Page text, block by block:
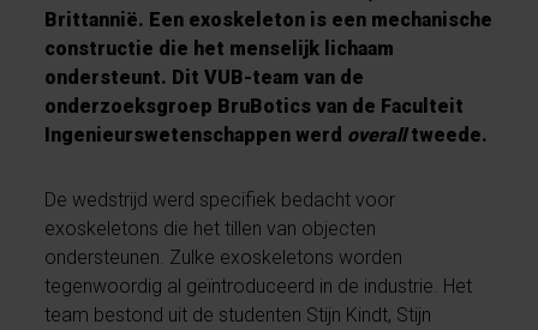
Brittannië. Een exoskeleton is een mechanische
constructie die het menselijk lichaam
ondersteunt. Dit VUB-team van de
onderzoeksgroep BruBotics van de Faculteit
Ingenieurswetenschappen werd overalltweede.
De wedstrijd werd specifiek bedacht voor
exoskeletons die het tillen van objecten
ondersteunen. Zulke exoskeletons worden
tegenwoordig al geïntroduceerd in de industrie. Het
team bestond uit de studenten Stijn Kindt, Stijn